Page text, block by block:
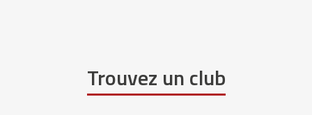
Trouvez un club